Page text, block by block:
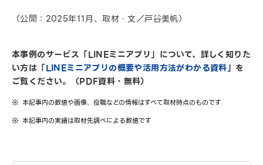
（公開：2025年11月、取材・文／戸谷美帆）
本事例のサービス「LINEミニアプリ」について、詳しく知りた
い方は「LINEミニアプリの概要や活用方法がわかる資料」を
ご覧ください。（PDF資料・無料）
本記事内の数値や画像、役職などの情報はすべて取材時点のものです
本記事内の実績は取材先調べによる数値です